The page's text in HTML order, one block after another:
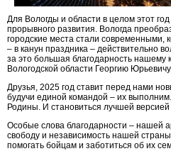
Для Вологды и области в целом этот
прорывного развития. Вологда
городские места стали
– в канун праздника – действительно
за это большая благодарность нашему
Вологодской области Георгию
Друзья, 2025 год ставит перед нами
будучи единой командой – их
Родины. И становиться лучшей версией
Особые слова благодарности – нашей
свободу и независимость нашей
помогать бойцам и заботиться об их